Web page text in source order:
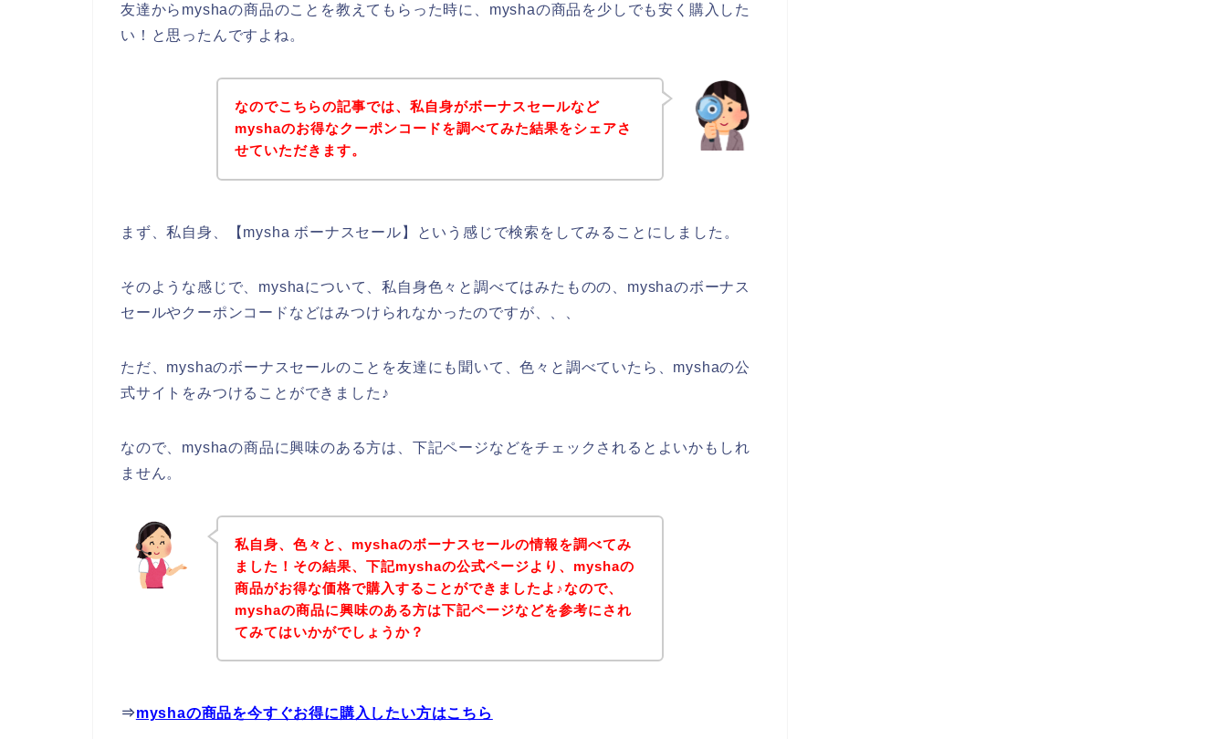
友達からmyshaの商品のことを教えてもらった時に、myshaの商品を少しでも安く購入した
い！と思ったんですよね。
なのでこちらの記事では、私自身がボーナスセールなど
myshaのお得なクーポンコードを調べてみた結果をシェアさ
せていただきます。
まず、私自身、【mysha ボーナスセール】という感じで検索をしてみることにしました。
そのような感じで、myshaについて、私自身色々と調べてはみたものの、myshaのボーナス
セールやクーポンコードなどはみつけられなかったのですが、、、
ただ、myshaのボーナスセールのことを友達にも聞いて、色々と調べていたら、myshaの公
式サイトをみつけることができました♪
なので、myshaの商品に興味のある方は、下記ページなどをチェックされるとよいかもしれ
ません。
私自身、色々と、myshaのボーナスセールの情報を調べてみ
ました！その結果、下記myshaの公式ページより、myshaの
商品がお得な価格で購入することができましたよ♪なので、
myshaの商品に興味のある方は下記ページなどを参考にされ
てみてはいかがでしょうか？
⇒myshaの商品を今すぐお得に購入したい方はこちら